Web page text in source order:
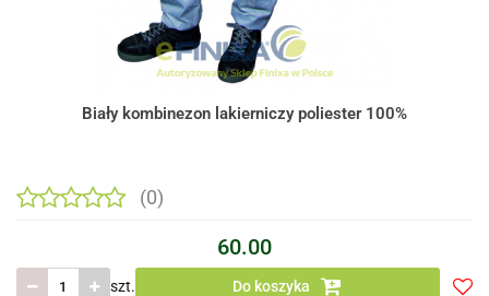
Biały kombinezon lakierniczy poliester 100%
(0)
60.00
szt. Do koszyka